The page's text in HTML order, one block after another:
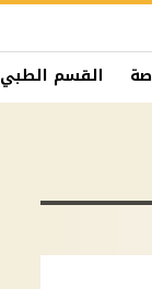
القسم الطبي